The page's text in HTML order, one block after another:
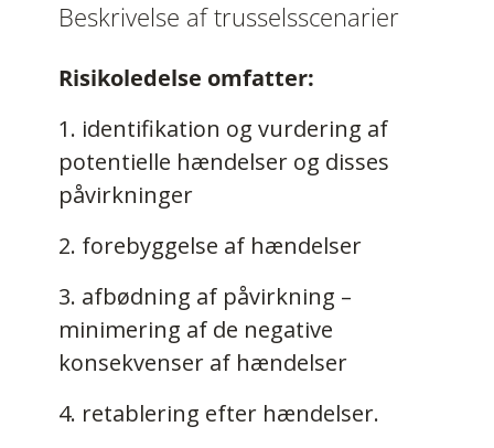
Beskrivelse af trusselsscenarier
Risikoledelse omfatter:
1. identifikation og vurdering af
potentielle hændelser og disses
påvirkninger
2. forebyggelse af hændelser
3. afbødning af påvirkning –
minimering af de negative
konsekvenser af hændelser
4. retablering efter hændelser.